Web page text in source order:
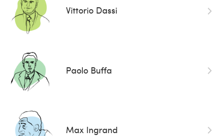
Vittorio Dassi
Paolo Buffa
Max Ingrand